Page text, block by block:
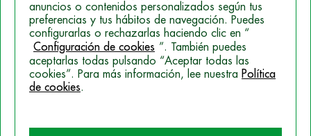
Mapa del sitio
Politica de Privacidad
© 2026 Campus Training
anuncios o contenidos personalizados según tus
preferencias y tus hábitos de navegación. Puedes
configurarlas o rechazarlas haciendo clic en “
Configuración de cookies ”. También puedes
aceptarlas todas pulsando “Aceptar todas las
cookies”. Para más información, lee nuestra Política
de cookies.